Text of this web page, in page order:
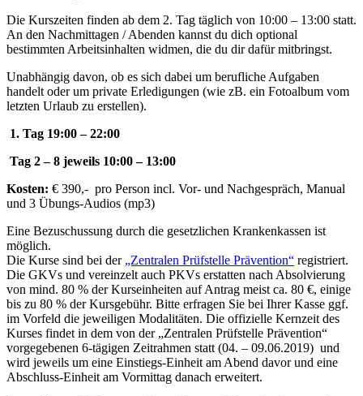
Die Kurszeiten finden ab dem 2. Tag täglich von 10:00 – 13:00 statt.
An den Nachmittagen / Abenden kannst du dich optional
bestimmten Arbeitsinhalten widmen, die du dir dafür mitbringst.
Unabhängig davon, ob es sich dabei um berufliche Aufgaben
handelt oder um private Erledigungen (wie zB. ein Fotoalbum vom
letzten Urlaub zu erstellen).
1. Tag 19:00 – 22:00
Tag 2 – 8 jeweils 10:00 – 13:00
Kosten: € 390,- pro Person incl. Vor- und Nachgespräch, Manual
und 3 Übungs-Audios (mp3)
Eine Bezuschussung durch die gesetzlichen Krankenkassen ist
möglich.
Die Kurse sind bei der „Zentralen Prüfstelle Prävention“ registriert.
Die GKVs und vereinzelt auch PKVs erstatten nach Absolvierung
von mind. 80 % der Kurseinheiten auf Antrag meist ca. 80 €, einige
bis zu 80 % der Kursgebühr. Bitte erfragen Sie bei Ihrer Kasse ggf.
im Vorfeld die jeweiligen Modalitäten. Die offizielle Kernzeit des
Kurses findet in dem von der „Zentralen Prüfstelle Prävention“
vorgegebenen 6-tägigen Zeitrahmen statt (04. – 09.06.2019) und
wird jeweils um eine Einstiegs-Einheit am Abend davor und eine
Abschluss-Einheit am Vormittag danach erweitert.